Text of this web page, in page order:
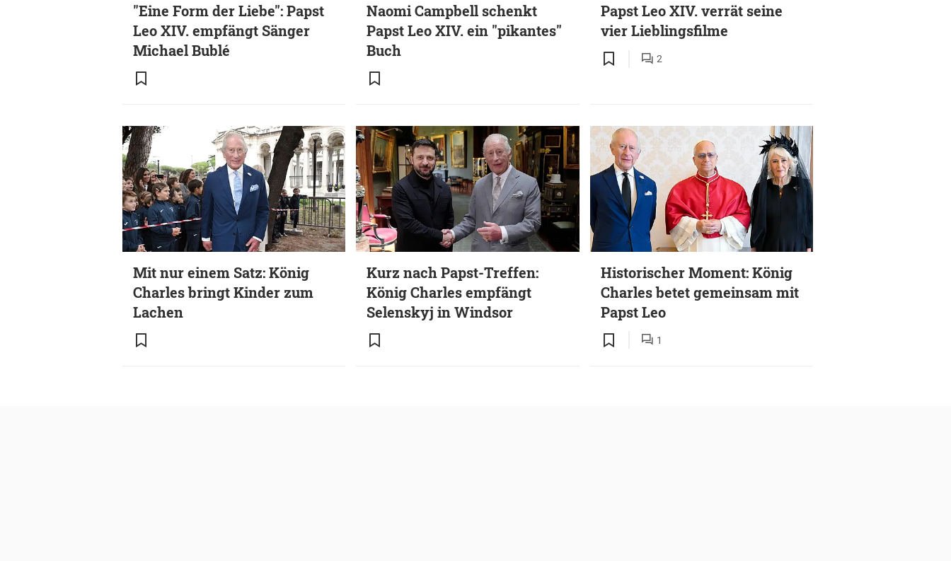
"Eine Form der Liebe": Papst
Leo XIV. empfängt Sänger
Michael Bublé
Naomi Campbell schenkt
Papst Leo XIV. ein "pikantes"
Buch
Papst Leo XIV. verrät seine
vier Lieblingsfilme
2
Mit nur einem Satz: König
Charles bringt Kinder zum
Lachen
Kurz nach Papst-Treffen:
König Charles empfängt
Selenskyj in Windsor
Historischer Moment: König
Charles betet gemeinsam mit
Papst Leo
1